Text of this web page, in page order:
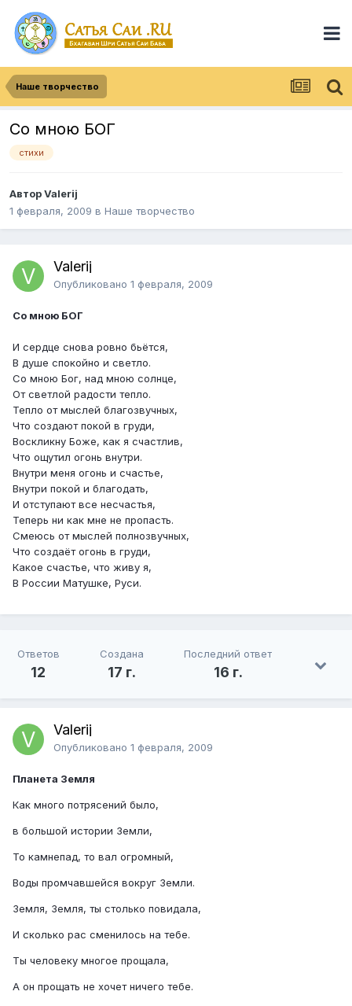
Наше творчество
Со мною БОГ
стихи
Автор Valerij
1 февраля, 2009 в Наше творчество
Valerij
Опубликовано 1 февраля, 2009
Со мною БОГ
И сердце снова ровно бьётся,
В душе спокойно и светло.
Со мною Бог, над мною солнце,
От светлой радости тепло.
Тепло от мыслей благозвучных,
Что создают покой в груди,
Воскликну Боже, как я счастлив,
Что ощутил огонь внутри.
Внутри меня огонь и счастье,
Внутри покой и благодать,
И отступают все несчастья,
Теперь ни как мне не пропасть.
Смеюсь от мыслей полнозвучных,
Что создаёт огонь в груди,
Какое счастье, что живу я,
В России Матушке, Руси.
Ответов
12
Создана
17 г.
Последний ответ
16 г.
Valerij
Опубликовано 1 февраля, 2009
Планета Земля
Как много потрясений было,
в большой истории Земли,
То камнепад, то вал огромный,
Воды промчавшейся вокруг Земли.
Земля, Земля, ты столько повидала,
И сколько рас сменилось на тебе.
Ты человеку многое прощала,
А он прощать не хочет ничего тебе.